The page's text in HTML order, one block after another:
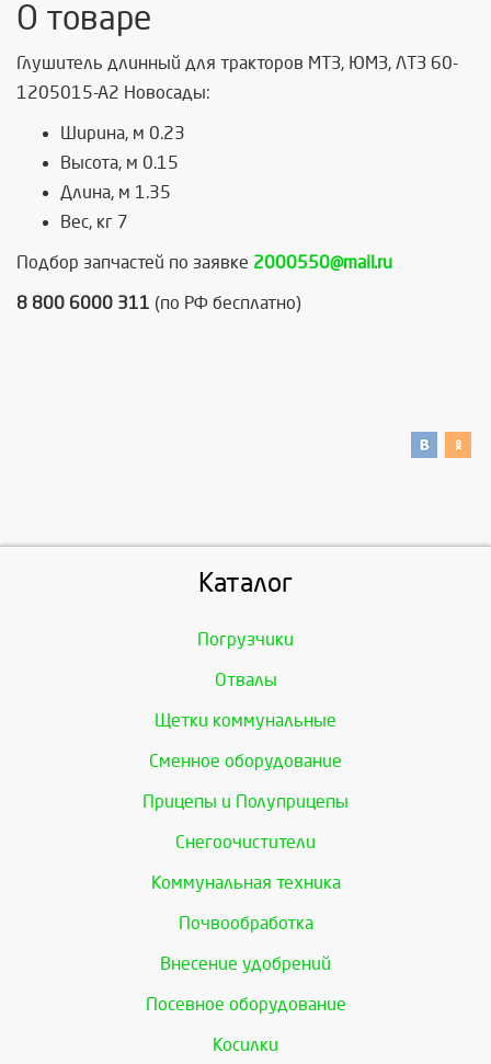
О товаре
Глушитель длинный для тракторов МТЗ, ЮМЗ, ЛТЗ 60-
1205015-А2 Новосады:
Ширина, м 0.23
Высота, м 0.15
Длина, м 1.35
Вес, кг 7
Подбор запчастей по заявке 2000550@mail.ru
8 800 6000 311 (по РФ бесплатно)
Каталог
Погрузчики
Отвалы
Щетки коммунальные
Сменное оборудование
Прицепы и Полуприцепы
Снегоочистители
Коммунальная техника
Почвообработка
Внесение удобрений
Посевное оборудование
Косилки